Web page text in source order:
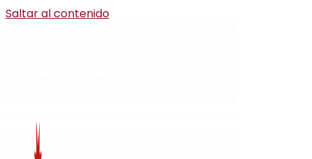
Saltar al contenido